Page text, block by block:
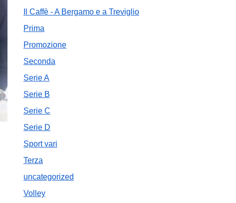
Il Caffè - A Bergamo e a Treviglio
Prima
Promozione
Seconda
Serie A
Serie B
Serie C
Serie D
Sport vari
Terza
uncategorized
Volley